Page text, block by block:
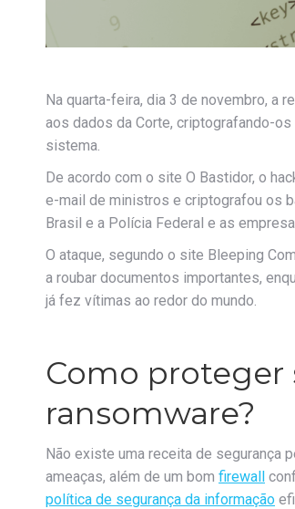
Na quarta-feira, dia 3 de novembro, a
aos dados da Corte, criptografando-
sistema.
De acordo com o site O Bastidor, o
e-mail de ministros e criptografou os
Brasil e a Polícia Federal e as
O ataque, segundo o site Bleeping
a roubar documentos importantes,
já fez vítimas ao redor do mundo.
Como proteger
ransomware?
Não existe uma receita de segurança
ameaças, além de um bom firewall
política de segurança da informação